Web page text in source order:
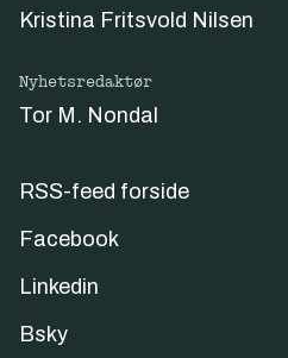
Kristina Fritsvold Nilsen
Nyhetsredaktør
Tor M. Nondal
RSS-feed forside
Facebook
Linkedin
Bsky